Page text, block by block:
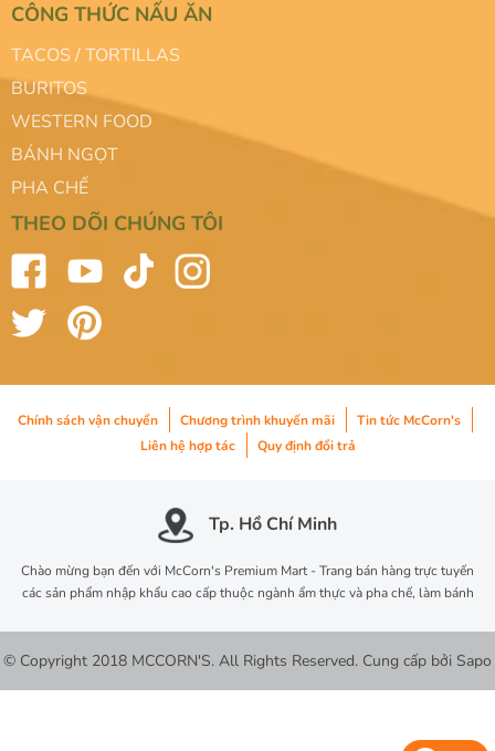
CÔNG THỨC NẤU ĂN
TACOS / TORTILLAS
BURITOS
WESTERN FOOD
BÁNH NGỌT
PHA CHẾ
THEO DÕI CHÚNG TÔI
Chính sách vận chuyển Chương trình khuyến mãi
Tin tức McCorn's
Liên hệ hợp tác
Quy định đổi trả
Tp. Hồ Chí Minh
Chào mừng bạn đến với McCorn's Premium Mart - Trang bán hàng trực tuyến
các sản phẩm nhập khẩu cao cấp thuộc ngành ẩm thực và pha chế, làm bánh
© Copyright 2018 MCCORN'S. All Rights Reserved. Cung cấp bởi Sapo